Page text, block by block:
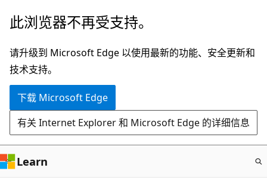
跳
主
要
内
此浏览器不再受支持。
请升级到 Microsoft Edge 以使用最新的功能、安全更新和
技术支持。
下载 Microsoft Edge
有关 Internet Explorer 和 Microsoft Edge 的详细信息
Learn